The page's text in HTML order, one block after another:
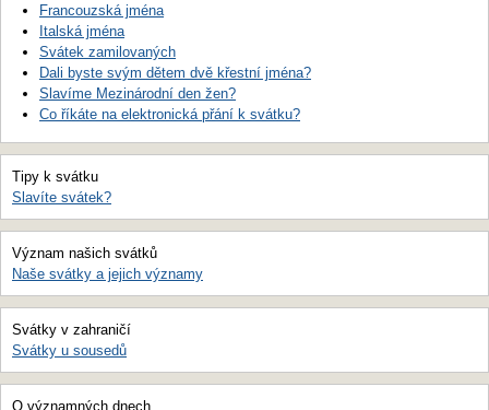
Francouzská jména
Italská jména
Svátek zamilovaných
Dali byste svým dětem dvě křestní jména?
Slavíme Mezinárodní den žen?
Co říkáte na elektronická přání k svátku?
Tipy k svátku
Slavíte svátek?
Význam našich svátků
Naše svátky a jejich významy
Svátky v zahraničí
Svátky u sousedů
O významných dnech